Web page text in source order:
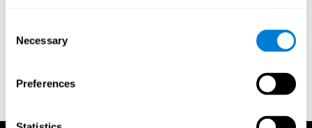
Selection
Necessary
Preferences
Kaplan, E., Goodglass, H., Weintraub, S. (1983). Boston
Naming Test. Philadelphia: Lea & Febiger.
Wechsler, D. (1997). WAIS-III: Wechsler Adult Intelligence Scale
- Third edition administration and scoring manual. San Antonio,